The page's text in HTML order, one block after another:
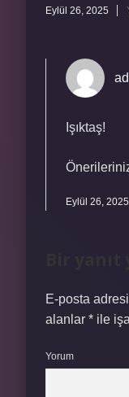
Eylül 26, 2025
Işıktaş!
Eylül 26, 2025
E-posta
alanlar * ile
Yorum